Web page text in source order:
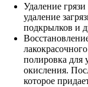
Удаление
удаление
подкрылков и
полировка для
окисления.
которое